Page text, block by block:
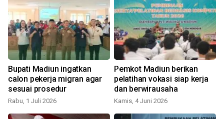
Bupati Madiun ingatkan
calon pekerja migran agar
sesuai prosedur
Rabu, 1 Juli 2026
Pemkot Madiun berikan
pelatihan vokasi siap kerja
dan berwirausaha
Kamis, 4 Juni 2026